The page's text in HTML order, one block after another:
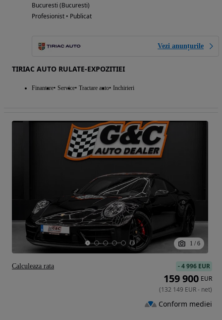
Bucuresti (Bucuresti)
Profesionist • Publicat
Vezi anunțurile
TIRIAC AUTO RULATE-EXPOZITIEI
Finantare Service Tractare auto Inchirieri
1 / 6
-4 996 EUR
159 900 EUR
(132 149 EUR- net)
Conform mediei
Calculeaza rata